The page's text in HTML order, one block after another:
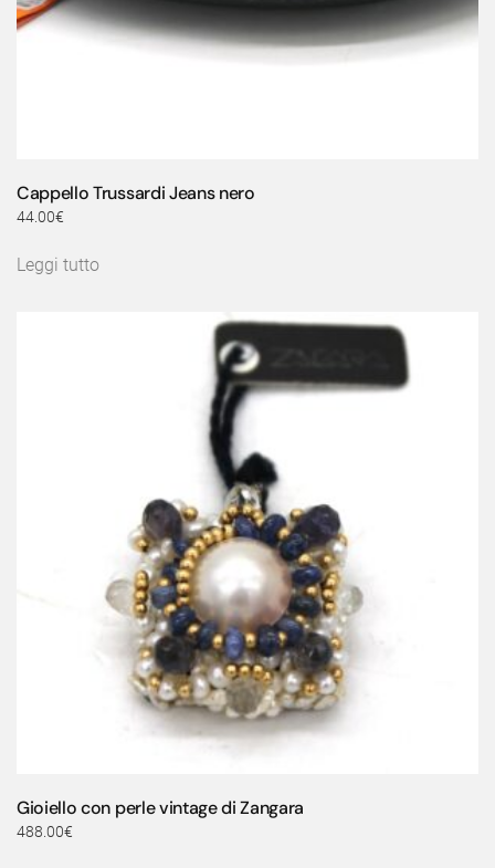
Cappello Trussardi Jeans nero
44.00€
Leggi tutto
Gioiello con perle vintage di Zangara
488.00€